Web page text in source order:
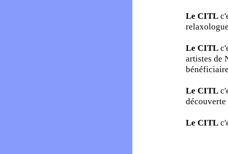
Le CITL
Le CITL
artistes de
Le CITL
découverte
Le CITL